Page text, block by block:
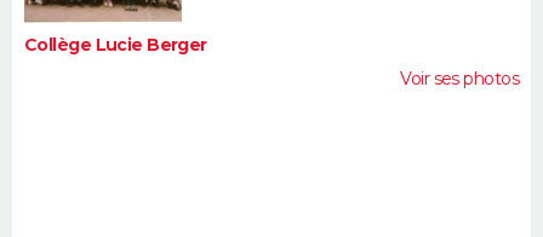
Collège Lucie Berger
Voir ses photos